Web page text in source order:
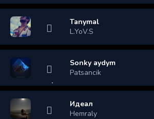
Tanymal
L.YoV.S
Sonky aydym
Patsancik
Идеал
Hemraly